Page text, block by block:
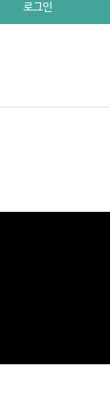
로그인